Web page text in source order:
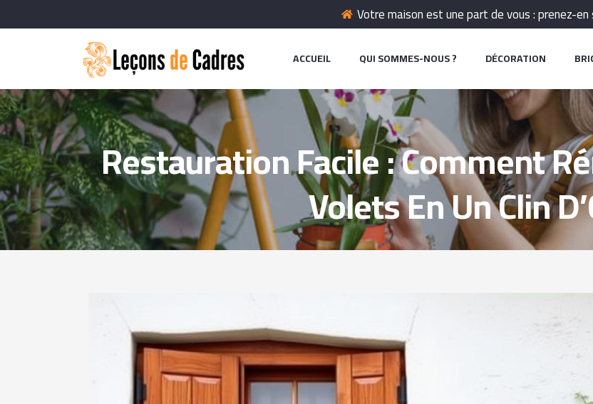
Votre maison est une part de vous : prenez-en
ACCUEIL QUI SOMMES-NOUS ? DÉCORATION
Restauration Facile : Comment
Volets En Un Clin